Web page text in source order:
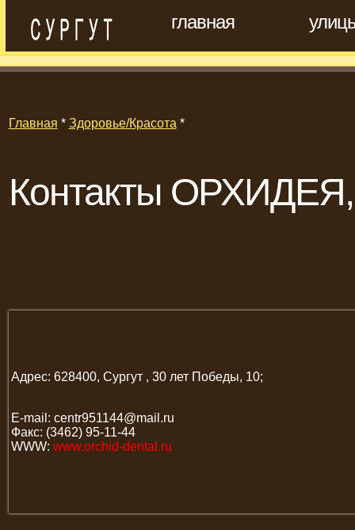
главная
Главная * Здоровье/Красота *
Контакты ОРХИДЕЯ,
Адрес: 628400, Сургут , 30 лет Победы, 10;
E-mail: centr951144@mail.ru
Факс: (3462) 95-11-44
WWW: www.orchid-dental.ru